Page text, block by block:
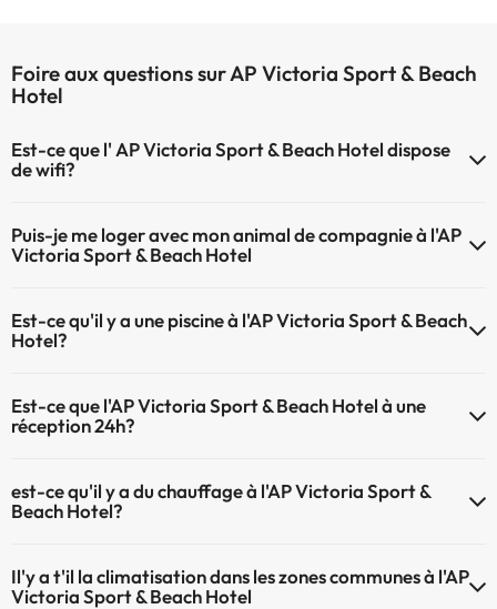
Foire aux questions sur AP Victoria Sport & Beach
Hotel
Est-ce que l' AP Victoria Sport & Beach Hotel dispose
de wifi?
Puis-je me loger avec mon animal de compagnie à l'AP
Victoria Sport & Beach Hotel
ne sont pas admis.
Est-ce qu'il y a une piscine à l'AP Victoria Sport & Beach
Hotel?
plus d'info sur la piscine et d'autres installations.
Est-ce que l'AP Victoria Sport & Beach Hotel à une
réception 24h?
est-ce qu'il y a du chauffage à l'AP Victoria Sport &
Beach Hotel?
zones communes
Il'y a t'il la climatisation dans les zones communes à l'AP
Victoria Sport & Beach Hotel